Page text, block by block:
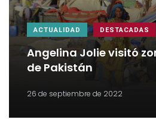
ACTUALIDAD DESTACADAS
Angelina Jolie visitó
de Pakistán
26 de septiembre de 2022